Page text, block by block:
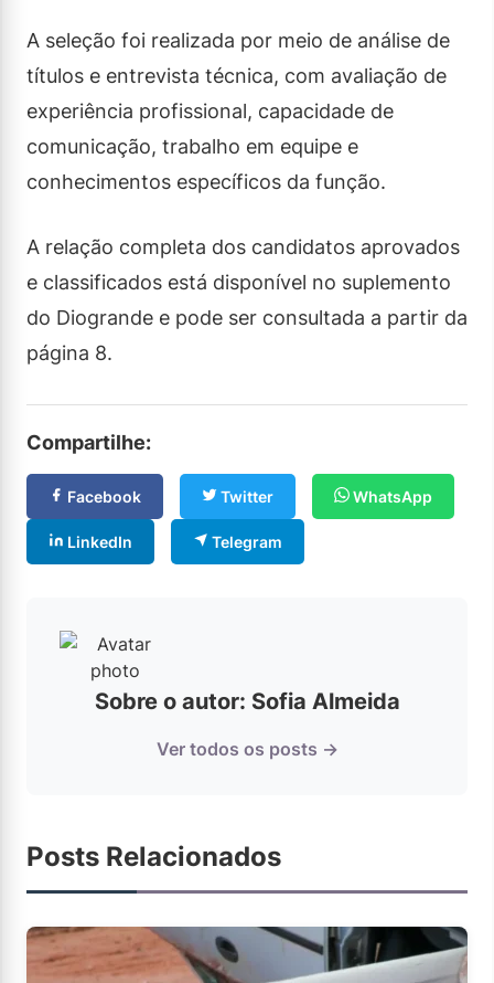
A seleção foi realizada por meio de análise de
títulos e entrevista técnica, com avaliação de
experiência profissional, capacidade de
comunicação, trabalho em equipe e
conhecimentos específicos da função.
A relação completa dos candidatos aprovados
e classificados está disponível no suplemento
do Diogrande e pode ser consultada a partir da
página 8.
Compartilhe:
Facebook Twitter WhatsApp
LinkedIn Telegram
Sobre o autor: Sofia Almeida
Ver todos os posts →
Posts Relacionados